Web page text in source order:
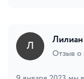
Л Лилиан
Отзыв о